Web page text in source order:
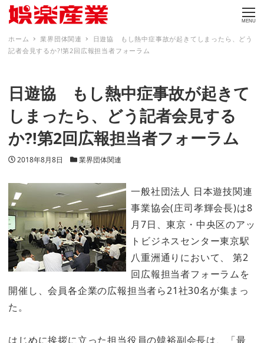
MENU
ホーム 業界団体関連
日遊協 もし熱中症事故が起きてしまったら、どう
記者会見するか?!第2回広報担当者フォーラム
日遊協 もし熱中症事故が起きて
しまったら、どう記者会見する
か?!第2回広報担当者フォーラム
投稿日
2018年8月8日 カテゴリー
業界団体関連
一般社団法人 日本遊技関連
事業協会(庄司孝輝会長)は8
月7日、東京・中央区のアッ
トビジネスセンター東京駅
八重洲通りにおいて、 第2
回広報担当者フォーラムを
開催し、会員各企業の広報担当者ら21社30名が集まっ
た。
はじめに挨拶に立った担当役員の韓裕副会長は、「最